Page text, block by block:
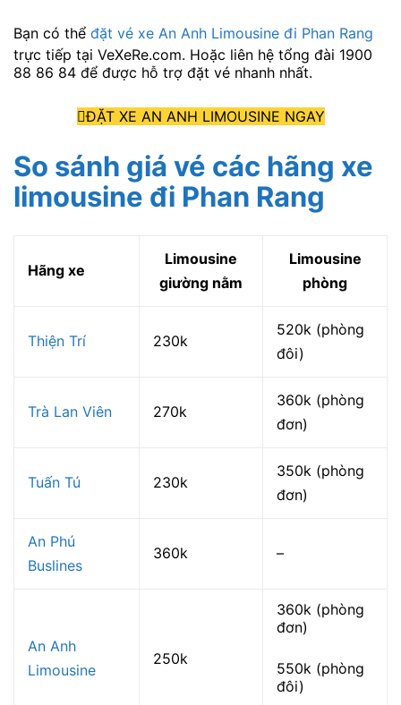
Bạn có thể đặt vé xe An Anh Limousine đi Phan Rang
trực tiếp tại VeXeRe.com. Hoặc liên hệ tổng đài 1900
88 86 84 để được hỗ trợ đặt vé nhanh nhất.
ĐẶT XE AN ANH LIMOUSINE NGAY
So sánh giá vé các hãng xe
limousine đi Phan Rang
Hãng xe
Limousine
giường nằm
Limousine
phòng
Thiện Trí 230k
520k (phòng
đôi)
Trà Lan Viên 270k
360k (phòng
đơn)
Tuấn Tú 230k
350k (phòng
đơn)
An Phú
Buslines
360k –
An Anh
Limousine
250k
360k (phòng
đơn)
550k (phòng
đôi)